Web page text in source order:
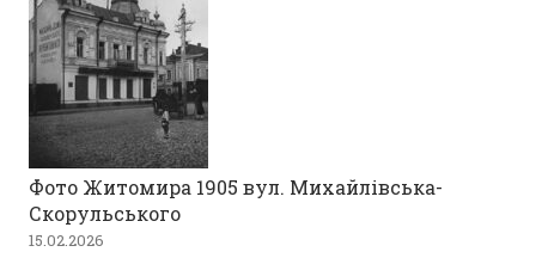
Фото Житомира 1905 вул. Михайлівська-
Скорульського
15.02.2026